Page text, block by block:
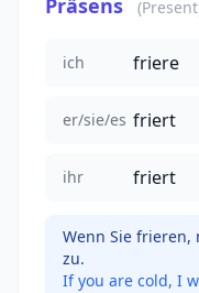
Präsens
ich friere
er/sie/es friert
ihr friert
Wenn Sie frieren,
zu.
If you are cold, I